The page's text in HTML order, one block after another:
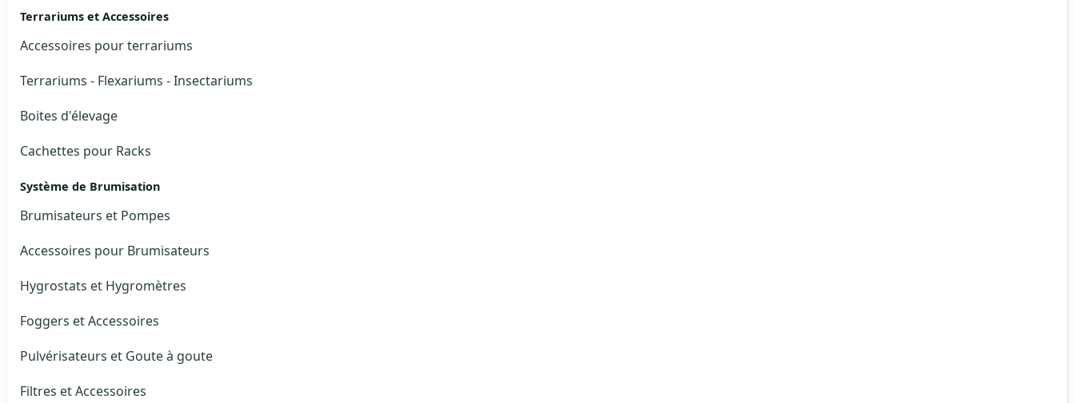
Terrariums et Accessoires
Accessoires pour terrariums
Terrariums - Flexariums - Insectariums
Boites d'élevage
Cachettes pour Racks
Système de Brumisation
Brumisateurs et Pompes
Accessoires pour Brumisateurs
Hygrostats et Hygromètres
Foggers et Accessoires
Pulvérisateurs et Goute à goute
Filtres et Accessoires